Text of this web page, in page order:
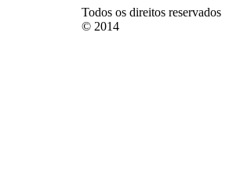
Todos os direitos reservados
© 2014